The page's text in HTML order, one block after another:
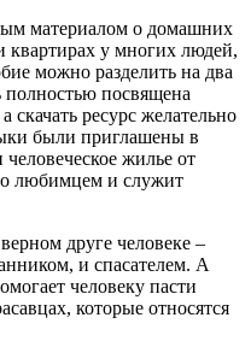
материалом о домашних
квартирах у многих людей,
можно разделить на два
полностью посвящена
скачать ресурс желательно
были приглашены в
жилье от
любимцем и служит
друге человеке –
и спасателем. А
человеку пасти
которые относятся